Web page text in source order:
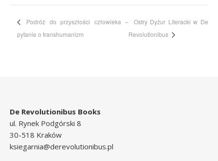
Podróż do przyszłości człowieka –
pytanie o transhumanizm
Ostry Dyżur Literacki w De
Revolutionibus
De Revolutionibus Books
ul. Rynek Podgórski 8
30-518 Kraków
ksiegarnia@derevolutionibus.pl